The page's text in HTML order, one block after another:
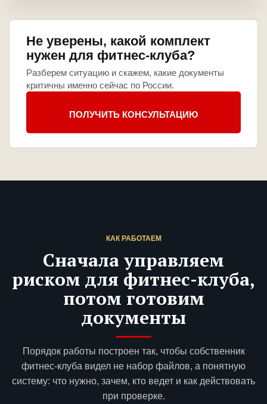
Не уверены, какой комплект
нужен для фитнес-клуба?
Разберем ситуацию и скажем, какие документы
критичны именно сейчас по России.
ПОЛУЧИТЬ КОНСУЛЬТАЦИЮ
КАК РАБОТАЕМ
Сначала управляем
риском для фитнес-клуба,
потом готовим
документы
Порядок работы построен так, чтобы собственник
фитнес-клуба видел не набор файлов, а понятную
систему: что нужно, зачем, кто ведет и как действовать
при проверке.